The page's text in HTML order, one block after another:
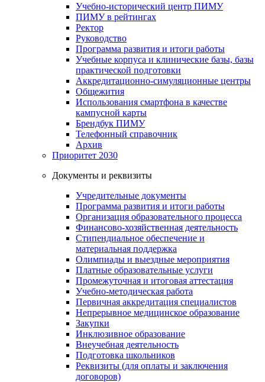
Учебно-исторический центр ПИМУ
ПИМУ в рейтингах
Ректор
Руководство
Программа развития и итоги работы
Учебные корпуса и клинические базы, базы
практической подготовки
Аккредитационно-симуляционные центры
Общежития
Использования смартфона в качестве
кампусной карты
Брендбук ПИМУ
Телефонный справочник
Архив
Приоритет 2030
Документы и реквизиты
Учредительные документы
Программа развития и итоги работы
Организация образовательного процесса
Финансово-хозяйственная деятельность
Стипендиальное обеспечение и
материальная поддержка
Олимпиады и выездные мероприятия
Платные образовательные услуги
Промежуточная и итоговая аттестация
Учебно-методическая работа
Первичная аккредитация специалистов
Непрерывное медицинское образование
Закупки
Инклюзивное образование
Внеучебная деятельность
Подготовка школьников
Реквизиты (для оплаты и заключения
договоров)